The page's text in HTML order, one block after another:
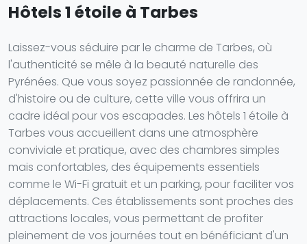
Hôtels 1 étoile à Tarbes
Laissez-vous séduire par le charme de Tarbes, où
l'authenticité se mêle à la beauté naturelle des
Pyrénées. Que vous soyez passionnée de randonnée,
d'histoire ou de culture, cette ville vous offrira un
cadre idéal pour vos escapades. Les hôtels 1 étoile à
Tarbes vous accueillent dans une atmosphère
conviviale et pratique, avec des chambres simples
mais confortables, des équipements essentiels
comme le Wi-Fi gratuit et un parking, pour faciliter vos
déplacements. Ces établissements sont proches des
attractions locales, vous permettant de profiter
pleinement de vos journées tout en bénéficiant d'un